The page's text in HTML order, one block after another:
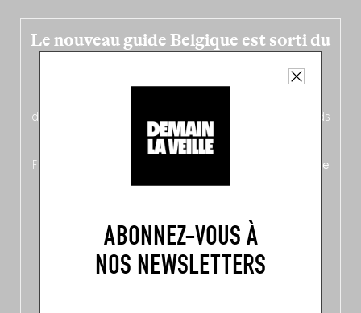
ABONNEZ-VOUS À
NOS NEWSLETTERS
Le nouveau guide Belgique est sorti du
Dans ce quatrième opus bigoût (en français côté pile, en
découvrez
qui met les pieds
dans le plat (pays) pour se demander si la cuisine a une
150 adresses flambant neuves
Flandre, à Bruxelles et en Wallonie, ainsi qu’
un palmarès de
au sommet de la belgitude.